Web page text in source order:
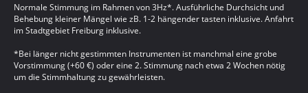
Normale Stimmung im Rahmen von 3Hz*. Ausführliche Durchsicht und
Behebung kleiner Mängel wie zB. 1-2 hängender tasten inklusive. Anfahrt
im Stadtgebiet Freiburg inklusive.
*Bei länger nicht gestimmten Instrumenten ist manchmal eine grobe
Vorstimmung (+60 €) oder eine 2. Stimmung nach etwa 2 Wochen nötig
um die Stimmhaltung zu gewährleisten.